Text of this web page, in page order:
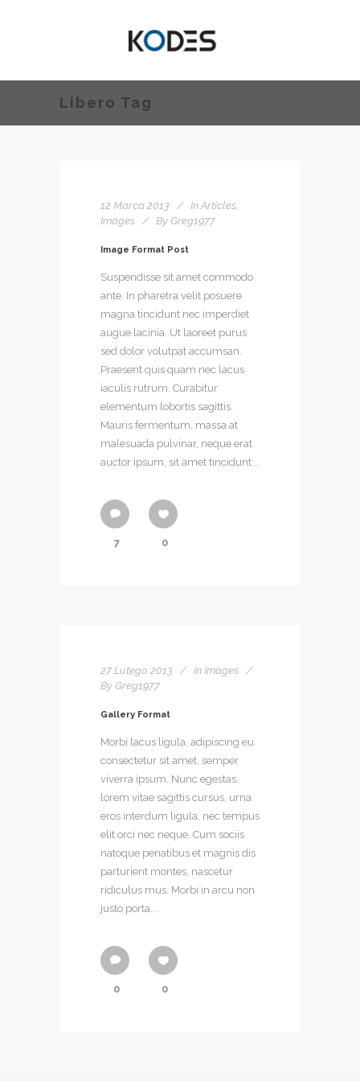
Libero Tag
12 Marca 2013 In Articles,
Images
By Greg1977
Image Format Post
Suspendisse sit amet commodo
ante. In pharetra velit posuere
magna tincidunt nec imperdiet
augue lacinia. Ut laoreet purus
sed dolor volutpat accumsan.
Praesent quis quam nec lacus
iaculis rutrum. Curabitur
elementum lobortis sagittis.
Mauris fermentum, massa at
malesuada pulvinar, neque erat
auctor ipsum, sit amet tincidunt...
7 0
27 Lutego 2013 In Images
By Greg1977
Gallery Format
Morbi lacus ligula, adipiscing eu
consectetur sit amet, semper
viverra ipsum. Nunc egestas,
lorem vitae sagittis cursus, urna
eros interdum ligula, nec tempus
elit orci nec neque. Cum sociis
natoque penatibus et magnis dis
parturient montes, nascetur
ridiculus mus. Morbi in arcu non
justo porta...
0 0